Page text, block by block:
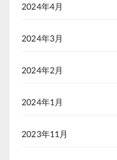
2024年4月
2024年3月
2024年2月
2024年1月
2023年11月